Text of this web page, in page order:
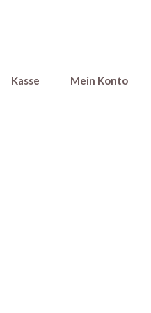
Kasse Mein Konto